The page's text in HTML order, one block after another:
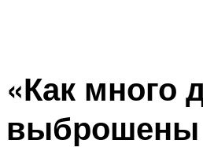
«Как много
выброшены